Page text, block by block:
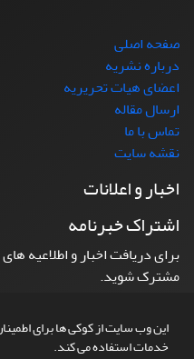
این وب سایت از کوکی ها برای
خدمات استفاده می کند.
صفحه اصلی
درباره نشریه
اعضای هیات تحریریه
ارسال مقاله
تماس با ما
نقشه سایت
اخبار و اعلانات
اشتراک خبرنامه
برای دریافت اخبار و اطلاعیه
مشترک شوید.